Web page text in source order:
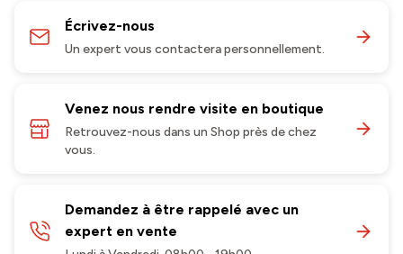
Écrivez-nous
Un expert vous contactera personnellement.
Venez nous rendre visite en boutique
Retrouvez-nous dans un Shop près de chez
vous.
Demandez à être rappelé avec un
expert en vente